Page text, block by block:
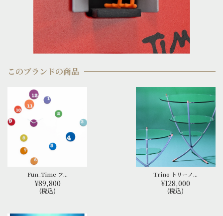
このブランドの商品
Fun_Time フ...
¥89,800
(税込)
Trino トリーノ...
¥128,000
(税込)